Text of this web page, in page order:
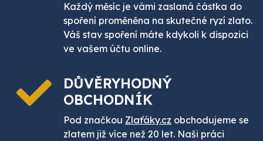
Každý měsíc je vámi zaslaná částka do
spoření proměněna na skutečné ryzí zlato.
Váš stav spoření máte kdykoli k dispozici
ve vašem účtu online.
DŮVĚRYHODNÝ
OBCHODNÍK
Pod značkou Zlaťáky.cz obchodujeme se
zlatem již více než 20 let. Naši práci